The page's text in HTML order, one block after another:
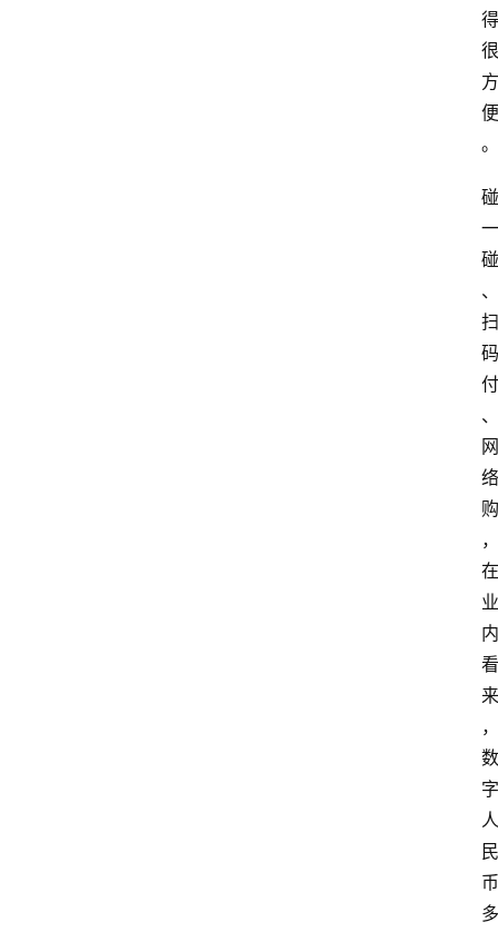
得
很
方
便
。
碰
一
碰
、
扫
码
付
、
网
络
购
，
在
业
内
看
来
，
数
字
人
民
币
多